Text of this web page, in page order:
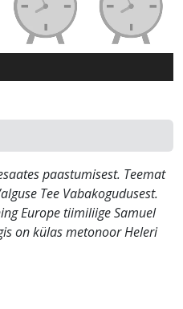
video
paastumisest. Teemat
Tee Vabakogudusest.
Europe tiimiliige Samuel
on külas metonoor Heleri